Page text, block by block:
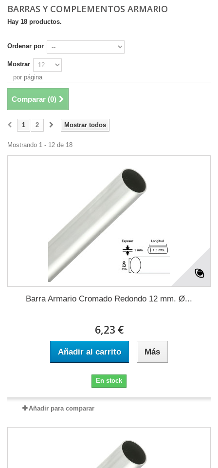
BARRAS Y COMPLEMENTOS ARMARIO
Hay 18 productos.
Ordenar por
Mostrar
por página
Comparar (0)
Mostrar todos
1 2
Mostrando 1 - 12 de 18
Barra Armario Cromado Redondo 12 mm. Ø...
6,23 €
Añadir al carrito Más
En stock
Añadir para comparar